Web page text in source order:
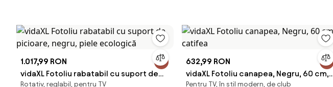
1.017,99 RON
vidaXL Fotoliu rabatabil cu suport de
Rotativ, reglabil, pentru TV
632,99 RON
vidaXL Fotoliu canapea, Negru, 60 cm,
Pentru TV, în stil modern, de club